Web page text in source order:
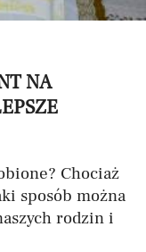
NA
Chociaż
sposób można
rodzin i